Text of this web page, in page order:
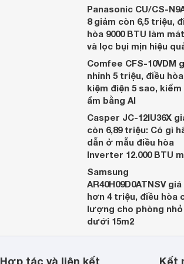
Panasonic CU/CS-
8 giảm còn 6,5 triệu,
hòa 9000 BTU làm
và lọc bụi mịn hiệu
Comfee CFS-10VDM
nhỉnh 5 triệu, điều
kiệm điện 5 sao,
ẩm bằng AI
Casper JC-12IU36X
còn 6,89 triệu: Có gì
dẫn ở mẫu điều hòa
Inverter 12.000 BTU
Samsung
AR40H09D0ATNSV
hơn 4 triệu, điều hòa
lượng cho phòng nhỏ
dưới 15m2
Hợp tác và liên kết Kết